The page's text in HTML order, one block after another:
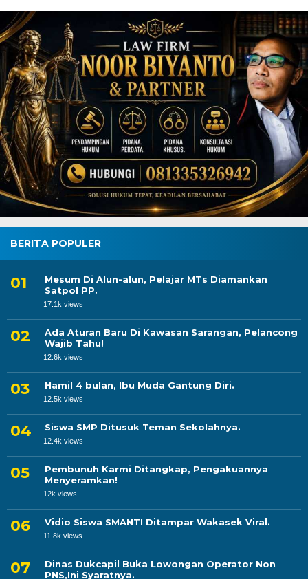
BERITA POPULER
Mesum Di Alun-alun, Pelajar MTs Diamankan
Satpol PP.
17.1k views
Ada Aturan Baru Di Kawasan Sarangan, Pelancong
Wajib Tahu!
12.6k views
Hamil 4 bulan, Ibu Muda Gantung Diri.
12.5k views
Siswa SMP Ditusuk Teman Sekolahnya.
12.4k views
Pembunuh Karmi Ditangkap, Pengakuannya
Menyeramkan!
12k views
Vidio Siswa SMANTI Ditampar Wakasek Viral.
11.8k views
Dinas Dukcapil Buka Lowongan Operator Non
PNS,Ini Syaratnya.